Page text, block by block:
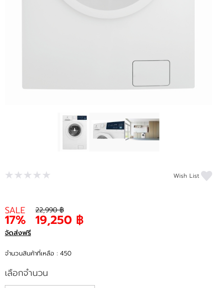
Wish List
SALE
17%
22,990 ฿
19,250 ฿
จัดส่งฟรี
จำนวนสินค้าที่เหลือ : 450
เลือกจำนวน